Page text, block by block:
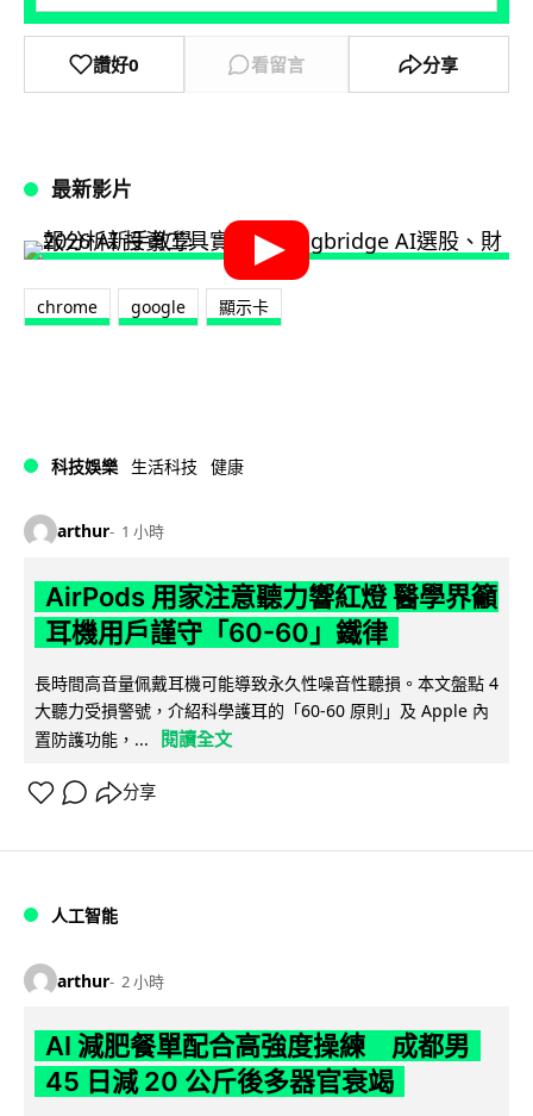
讚好0 看留言 分享
最新影片
chrome google 顯示卡
科技娛樂 生活科技 健康
arthur 1 小時
AirPods 用家注意聽力響紅燈 醫學界籲
耳機用戶謹守「60-60」鐵律
長時間高音量佩戴耳機可能導致永久性噪音性聽損。本文盤點 4
大聽力受損警號，介紹科學護耳的「60-60 原則」及 Apple 內
置防護功能，...
閱讀全文
分享
人工智能
arthur 2 小時
AI 減肥餐單配合高強度操練 成都男
45 日減 20 公斤後多器官衰竭